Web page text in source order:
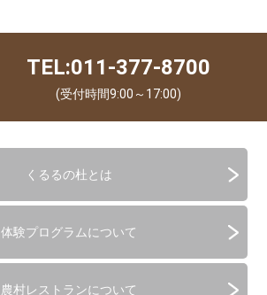
TEL:011-377-8700
(受付時間9:00～17:00)
くるるの杜とは
体験プログラムについて
農村レストランについて